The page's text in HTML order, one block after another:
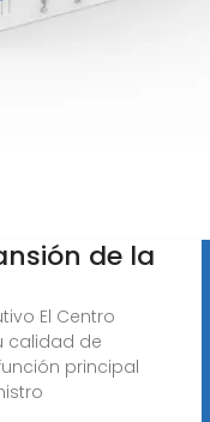
de la
El Centro
calidad de
principal